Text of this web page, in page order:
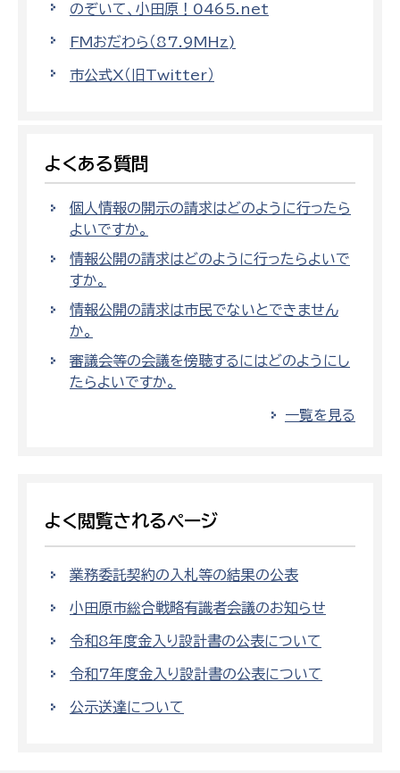
のぞいて、小田原！0465.net
FMおだわら（87.9MHz)
市公式X（旧Twitter）
よくある質問
個人情報の開示の請求はどのように行ったら
よいですか。
情報公開の請求はどのように行ったらよいで
すか。
情報公開の請求は市民でないとできません
か。
審議会等の会議を傍聴するにはどのようにし
たらよいですか。
一覧を見る
よく閲覧されるページ
業務委託契約の入札等の結果の公表
小田原市総合戦略有識者会議のお知らせ
令和8年度金入り設計書の公表について
令和7年度金入り設計書の公表について
公示送達について